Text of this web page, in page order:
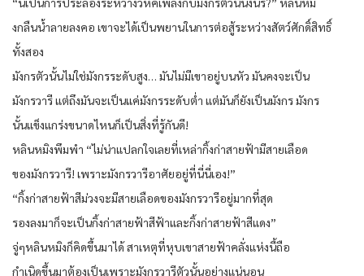
งกลืนน้ำลายลงคอ เขาจะได้เป็นพยานในการต่อสู้ระหว่างสัตว์ศักดิ์สิทธิ์
ทั้งสอง
มังกรตัวนั้นไม่ใช่มังกรระดับสูง… มันไม่มีเขาอยู่บนหัว มันคงจะเป็น
มังกรวารี แต่ถึงมันจะเป็นแค่มังกรระดับต่ำ แต่มันก็ยังเป็นมังกร มังกร
นั้นแข็งแกร่งขนาดไหนก็เป็นสิ่งที่รู้กันดี!
หลินหมิงพึมพำ “ไม่น่าแปลกใจเลยที่เหล่ากิ้งก่าสายฟ้ามีสายเลือด
ของมังกรวารี! เพราะมังกรวารีอาศัยอยู่ที่นี่นี่เอง!”
“กิ้งก่าสายฟ้าสีม่วงจะมีสายเลือดของมังกรวารีอยู่มากที่สุด
รองลงมาก็จะเป็นกิ้งก่าสายฟ้าสีฟ้าและกิ้งก่าสายฟ้าสีแดง”
จู่ๆหลินหมิงก็คิดขึ้นมาได้ สาเหตุที่หุบเขาสายฟ้าคลั่งแห่งนี้ถือ
กำเนิดขึ้นมาต้องเป็นเพราะมังกรวารีตัวนั้นอย่างแน่นอน